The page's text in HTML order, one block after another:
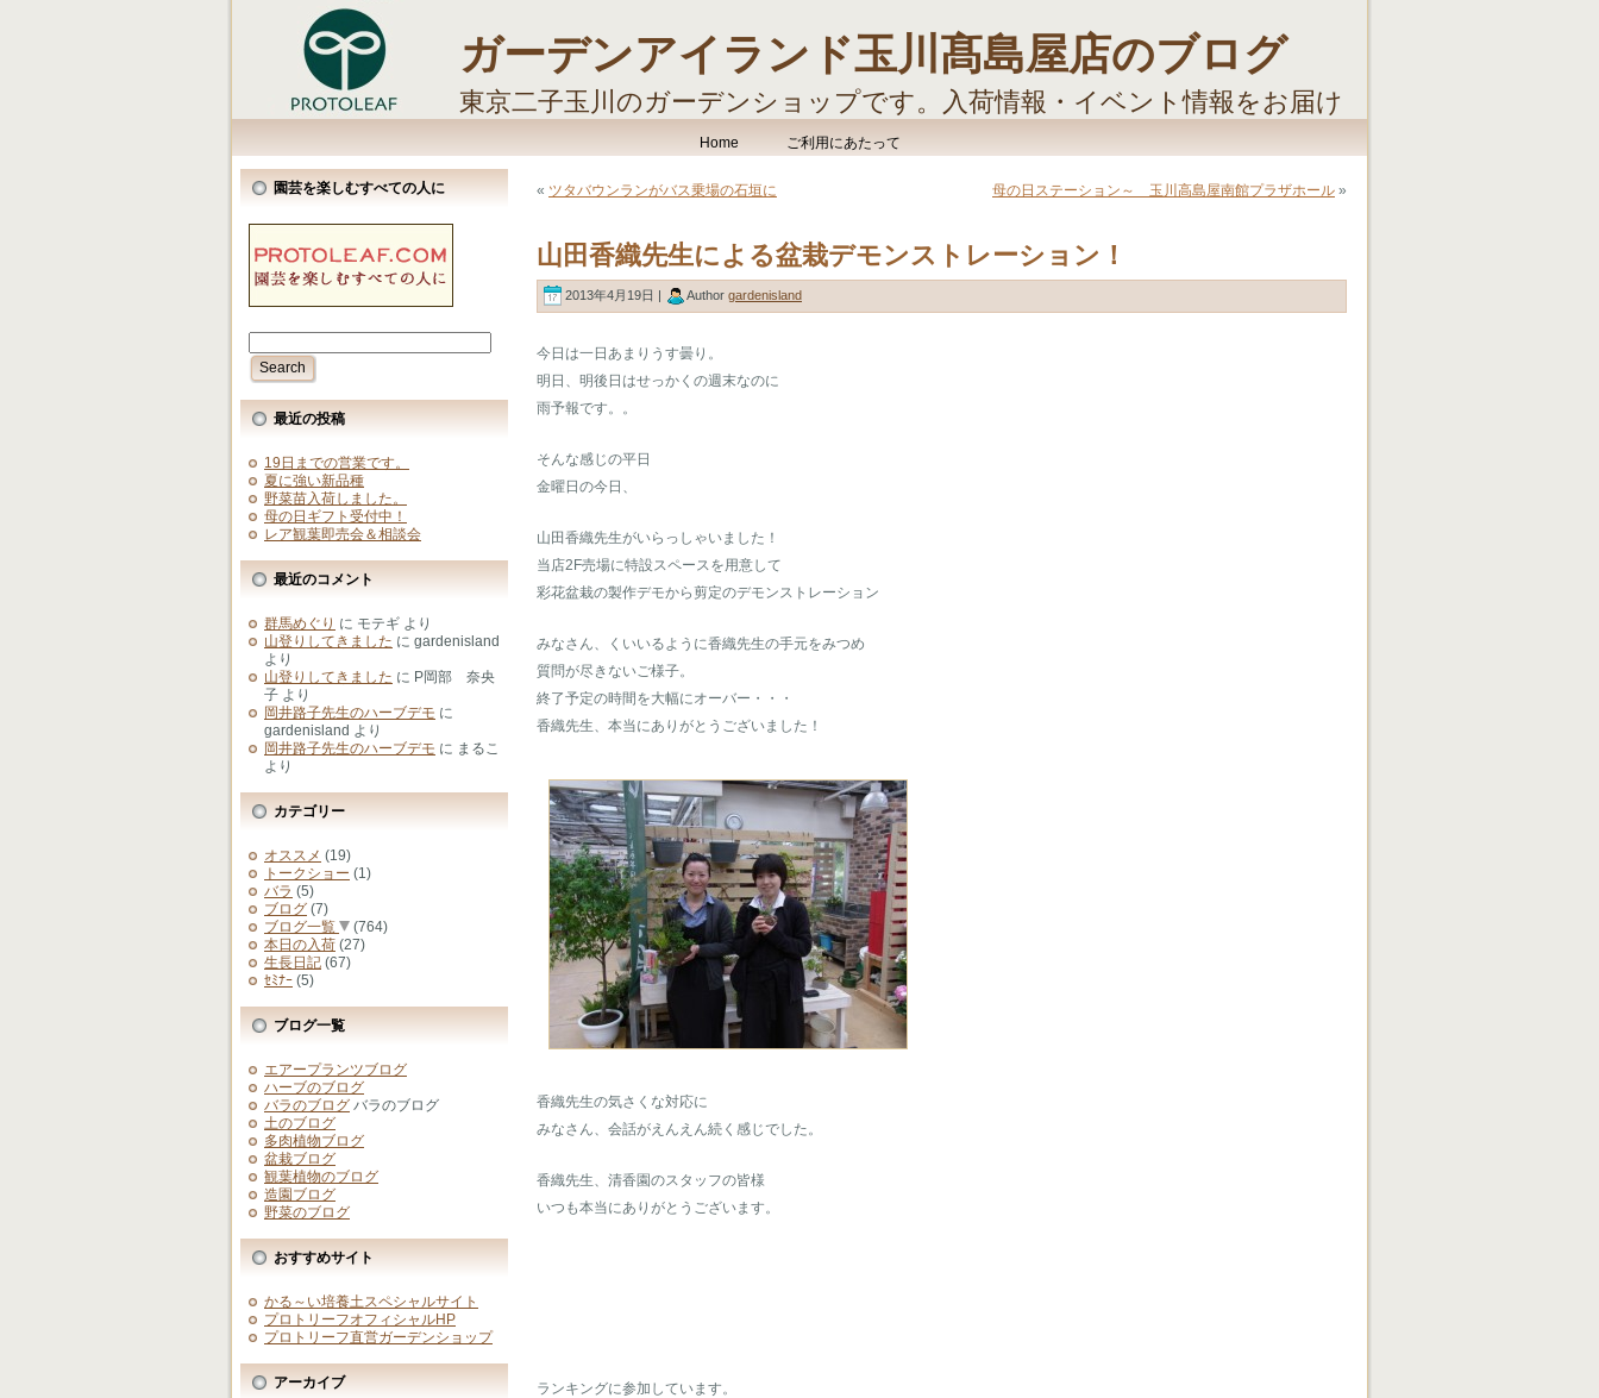
ガーデンアイランド玉川髙島屋店のブログ
東京二子玉川のガーデンショップです。入荷情報・イベント情報をお届け
Home ご利用にあたって
園芸を楽しむすべての人に
最近の投稿
19日までの営業です。
夏に強い新品種
野菜苗入荷しました。
母の日ギフト受付中！
レア観葉即売会＆相談会
最近のコメント
群馬めぐり に モテギ より
山登りしてきました に gardenisland
より
山登りしてきました に P岡部 奈央
子 より
岡井路子先生のハーブデモ に
gardenisland より
岡井路子先生のハーブデモ に まるこ
より
カテゴリー
オススメ (19)
トークショー (1)
バラ (5)
ブログ (7)
ブログ一覧
(764)
本日の入荷 (27)
生長日記 (67)
ｾﾐﾅｰ (5)
ブログ一覧
エアープランツブログ
ハーブのブログ
バラのブログ バラのブログ
土のブログ
多肉植物ブログ
盆栽ブログ
観葉植物のブログ
造園ブログ
野菜のブログ
おすすめサイト
かる～い培養土スペシャルサイト
プロトリーフオフィシャルHP
プロトリーフ直営ガーデンショップ
アーカイブ
« ツタバウンランがバス乗場の石垣に 母の日ステーション～ 玉川高島屋南館プラザホール »
山田香織先生による盆栽デモンストレーション！
2013年4月19日 | Author gardenisland
今日は一日あまりうす曇り。
明日、明後日はせっかくの週末なのに
雨予報です。。
そんな感じの平日
金曜日の今日、
山田香織先生がいらっしゃいました！
当店2F売場に特設スペースを用意して
彩花盆栽の製作デモから剪定のデモンストレーション
みなさん、くいいるように香織先生の手元をみつめ
質問が尽きないご様子。
終了予定の時間を大幅にオーバー・・・
香織先生、本当にありがとうございました！
香織先生の気さくな対応に
みなさん、会話がえんえん続く感じでした。
香織先生、清香園のスタッフの皆様
いつも本当にありがとうございます。
ランキングに参加しています。